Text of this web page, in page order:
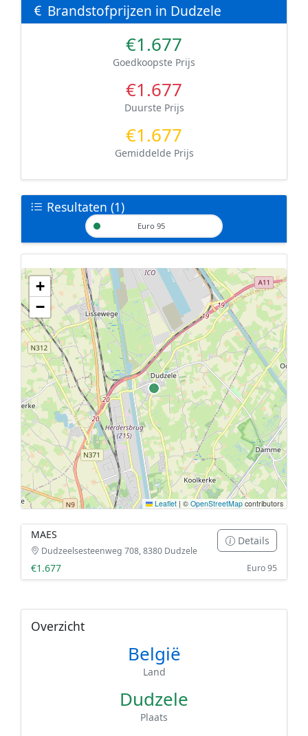
Brandstofprijzen in Dudzele
€1.677
Goedkoopste Prijs
€1.677
Duurste Prijs
€1.677
Gemiddelde Prijs
Resultaten (1)
Euro 95
Geen tankstations met locatiegegevens gevonden.
De kaart kan niet worden weergegeven zonder GPS coördinaten.
+
−
Leaflet | © OpenStreetMap contributors
MAES
Dudzeelsesteenweg 708, 8380 Dudzele
Details
€1.677 Euro 95
Overzicht
België
Land
Dudzele
Plaats